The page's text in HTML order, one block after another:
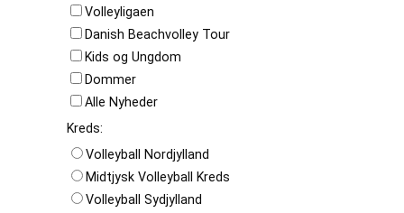
Volleyligaen
Danish Beachvolley Tour
Kids og Ungdom
Dommer
Alle Nyheder
Kreds:
Volleyball Nordjylland
Midtjysk Volleyball Kreds
Volleyball Sydjylland